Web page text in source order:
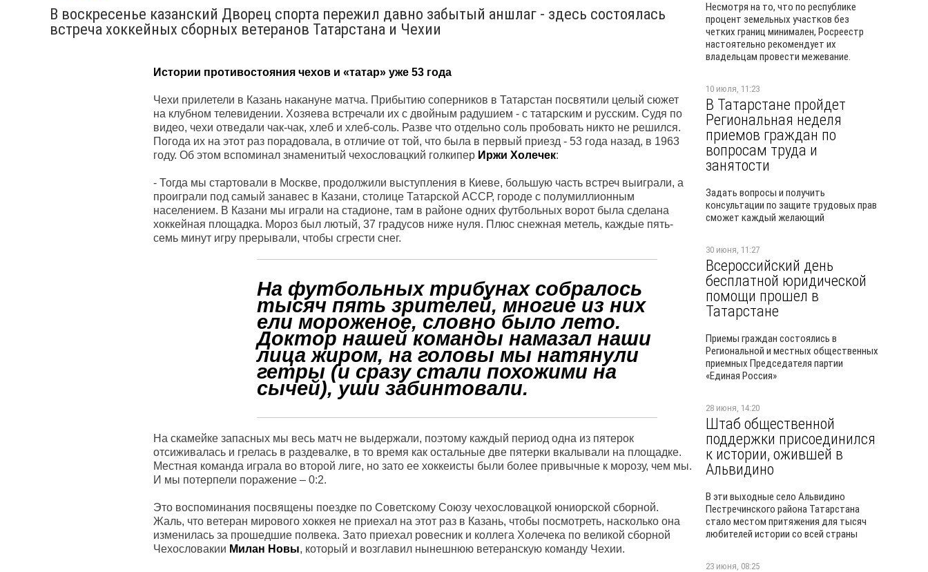
В воскресенье казанский Дворец спорта пережил давно забытый аншлаг - здесь состоялась
встреча хоккейных сборных ветеранов Татарстана и Чехии
Истории противостояния чехов и «татар» уже 53 года
Чехи прилетели в Казань накануне матча. Прибытию соперников в Татарстан посвятили целый сюжет
на клубном телевидении. Хозяева встречали их с двойным радушием - с татарским и русским. Судя по
видео, чехи отведали чак-чак, хлеб и хлеб-соль. Разве что отдельно соль пробовать никто не решился.
Погода их на этот раз порадовала, в отличие от той, что была в первый приезд - 53 года назад, в 1963
году. Об этом вспоминал знаменитый чехословацкий голкипер Иржи Холечек:
- Тогда мы стартовали в Москве, продолжили выступления в Киеве, большую часть встреч выиграли, а
проиграли под самый занавес в Казани, столице Татарской АССР, городе с полумиллионным
населением. В Казани мы играли на стадионе, там в районе одних футбольных ворот была сделана
хоккейная площадка. Мороз был лютый, 37 градусов ниже нуля. Плюс снежная метель, каждые пять-
семь минут игру прерывали, чтобы сгрести снег.
На футбольных трибунах собралось
тысяч пять зрителей, многие из них
ели мороженое, словно было лето.
Доктор нашей команды намазал наши
лица жиром, на головы мы натянули
гетры (и сразу стали похожими на
сычей), уши забинтовали.
На скамейке запасных мы весь матч не выдержали, поэтому каждый период одна из пятерок
отсиживалась и грелась в раздевалке, в то время как остальные две пятерки вкалывали на площадке.
Местная команда играла во второй лиге, но зато ее хоккеисты были более привычные к морозу, чем мы.
И мы потерпели поражение – 0:2.
Это воспоминания посвящены поездке по Советскому Союзу чехословацкой юниорской сборной.
Жаль, что ветеран мирового хоккея не приехал на этот раз в Казань, чтобы посмотреть, насколько она
изменилась за прошедшие полвека. Зато приехал ровесник и коллега Холечека по великой сборной
Чехословакии Милан Новы, который и возглавил нынешнюю ветеранскую команду Чехии.
Несмотря на то, что по республике
процент земельных участков без
четких границ минимален, Росреестр
настоятельно рекомендует их
владельцам провести межевание.
10 июля, 11:23
В Татарстане пройдет
Региональная неделя
приемов граждан по
вопросам труда и
занятости
Задать вопросы и получить
консультации по защите трудовых прав
сможет каждый желающий
30 июня, 11:27
Всероссийский день
бесплатной юридической
помощи прошел в
Татарстане
Приемы граждан состоялись в
Региональной и местных общественных
приемных Председателя партии
«Единая Россия»
28 июня, 14:20
Штаб общественной
поддержки присоединился
к истории, ожившей в
Альвидино
В эти выходные село Альвидино
Пестречинского района Татарстана
стало местом притяжения для тысяч
любителей истории со всей страны
23 июня, 08:25